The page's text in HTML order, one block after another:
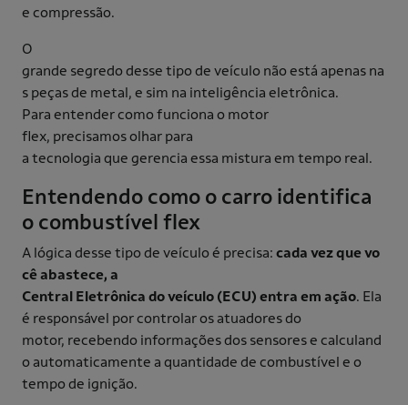
e compressão.
O
grande segredo desse tipo de veículo não está apenas na
s peças de metal, e sim na inteligência eletrônica.
Para entender como funciona o motor
flex, precisamos olhar para
a tecnologia que gerencia essa mistura em tempo real.
Entendendo como o carro identifica
o combustível flex
A lógica desse tipo de veículo é precisa: cada vez que vo
cê abastece, a
Central Eletrônica do veículo (ECU) entra em ação. Ela
é responsável por controlar os atuadores do
motor, recebendo informações dos sensores e calculand
o automaticamente a quantidade de combustível e o
tempo de ignição.